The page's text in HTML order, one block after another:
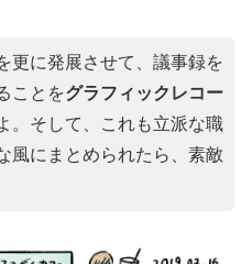
更に発展させて、議事録を
ことをグラフィックレコー
。そして、これも立派な職
風にまとめられたら、素敵